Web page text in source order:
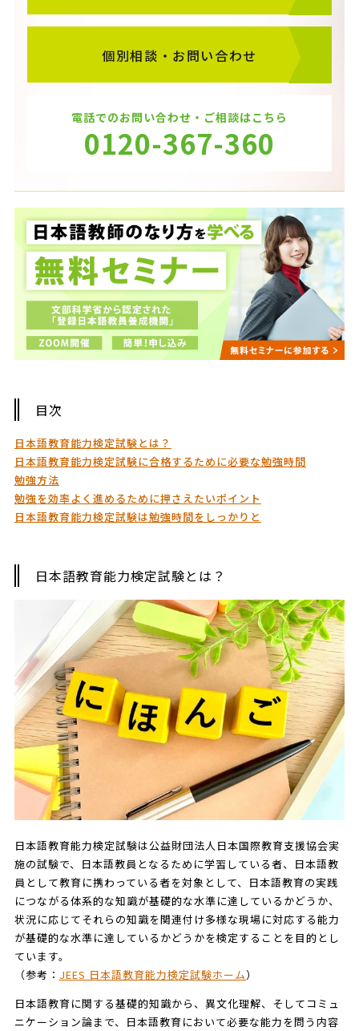
個別相談・お問い合わせ
電話でのお問い合わせ・ご相談はこちら
0120-367-360
目次
日本語教育能力検定試験とは？
日本語教育能力検定試験に合格するために必要な勉強時間
勉強方法
勉強を効率よく進めるために押さえたいポイント
日本語教育能力検定試験は勉強時間をしっかりと
日本語教育能力検定試験とは？
日本語教育能力検定試験は公益財団法人日本国際教育支援協会実
施の試験で、日本語教員となるために学習している者、日本語教
員として教育に携わっている者を対象として、日本語教育の実践
につながる体系的な知識が基礎的な水準に達しているかどうか、
状況に応じてそれらの知識を関連付け多様な現場に対応する能力
が基礎的な水準に達しているかどうかを検定することを目的とし
ています。
（参考： JEES 日本語教育能力検定試験ホーム）
日本語教育に関する基礎的知識から、異文化理解、そしてコミュ
ニケーション論まで、日本語教育において必要な能力を問う内容